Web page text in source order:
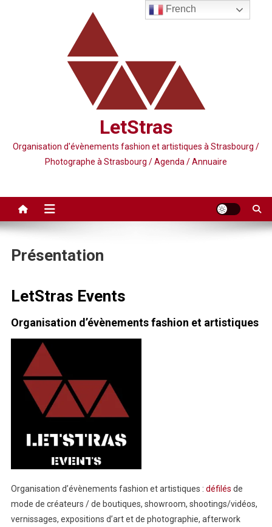
LetStras
Organisation d'évènements fashion et artistiques à Strasbourg /
Photographe à Strasbourg / Agenda / Annuaire
Présentation
LetStras Events
Organisation d’évènements fashion et artistiques
Organisation d’évènements fashion et artistiques : défilés de
mode de créateurs / de boutiques, showroom, shootings/vidéos,
vernissages, expositions d’art et de photographie, afterwork
French